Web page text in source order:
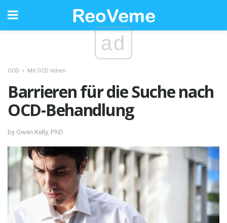
ad
OCD Mit OCD leben
Barrieren für die Suche nach
OCD-Behandlung
by Owen Kelly, PhD